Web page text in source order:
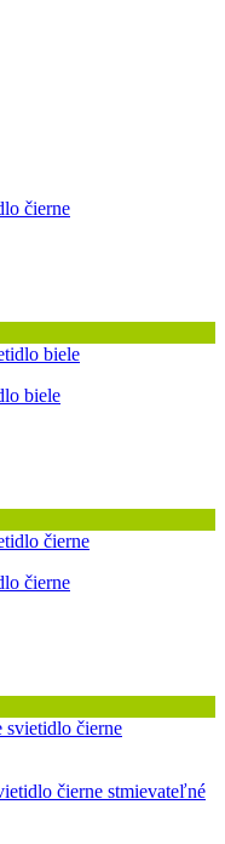
čierne
biele
čierne
čierne stmievateľné